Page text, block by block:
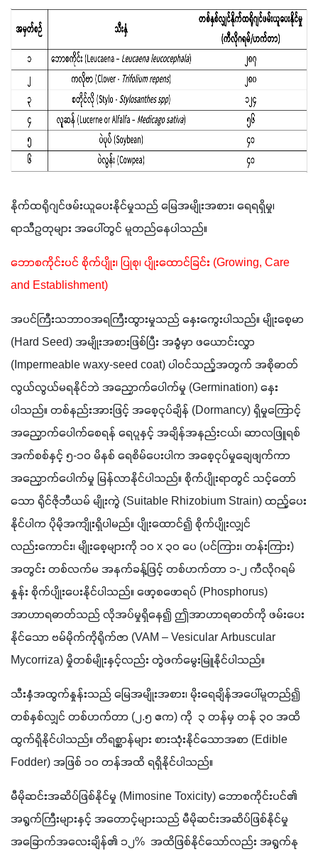
နိုက်ထရိုဂျင်ဖမ်းယူပေးနိုင်မှုသည် မြေအမျိုးအစား၊ ရေရရှိမှု၊
ရာသီဥတုများ အပေါ်တွင် မူတည်နေပါသည်။
ဘောစကိုင်းပင် စိုက်ပျိုး၊ ပြုစု၊ ပျိုးထောင်ခြင်း (Growing, Care
and Establishment)
အပင်ကြီးသဘာဝအရကြီးထွားမှုသည် နှေးကွေးပါသည်။ မျိုးစေ့မာ
(Hard Seed) အမျိုးအစားဖြစ်ပြီး အခွံမှာ ဖယောင်းလွှာ
(Impermeable waxy-seed coat) ပါဝင်သည့်အတွက် အစိုဓာတ်
လွယ်လွယ်မရနိုင်ဘဲ အညှောက်ပေါက်မှု (Germination) နှေး
ပါသည်။ တစ်နည်းအားဖြင့် အစေ့ငုပ်ချိန် (Dormancy) ရှိမှုကြောင့်
အညှောက်ပေါက်စေရန် ရေပူနှင့် အချိန်အနည်းငယ်၊ ဆာလဖြူရစ်
အက်စစ်နှင့် ၅-၁၀ မိနစ် ရေစိမ်ပေးပါက အစေ့ငုပ်မှုချေဖျက်ကာ
အညှောက်ပေါက်မှု မြန်လာနိုင်ပါသည်။ စိုက်ပျိုးရာတွင် သင့်တော်
သော ရိုင်ဇိုဘီယမ် မျိုးကွဲ (Suitable Rhizobium Strain) ထည့်ပေး
နိုင်ပါက ပိုမိုအကျိုးရှိပါမည်။ ပျိုးထောင်၍ စိုက်ပျိုးလျှင်
လည်းကောင်း၊ မျိုးစေ့များကို ၁၀ x ၃၀ ပေ (ပင်ကြား၊ တန်းကြား)
အတွင်း တစ်လက်မ အနက်ခန့်ဖြင့် တစ်ဟက်တာ ၁-၂ ကီလိုဂရမ်
နှုန်း စိုက်ပျိုးပေးနိုင်ပါသည်။ ဖော့စဖောရပ် (Phosphorus)
အာဟာရဓာတ်သည် လိုအပ်မှုရှိနေ၍ ဤအာဟာရဓာတ်ကို ဖမ်းပေး
နိုင်သော ဗမ်မိုက်ကိုရိုက်ဇာ (VAM – Vesicular Arbuscular
Mycorriza) မှိုတစ်မျိုးနှင့်လည်း တွဲဖက်မွေးမြူနိုင်ပါသည်။
သီးနှံအထွက်နှုန်းသည် မြေအမျိုးအစား၊ မိုးရေချိန်အပေါ်မူတည်၍
တစ်နှစ်လျှင် တစ်ဟက်တာ (၂.၅ ဧက) ကို  ၃ တန်မှ တန် ၃၀ အထိ
ထွက်ရှိနိုင်ပါသည်။ တိရစ္ဆာန်များ စားသုံးနိုင်သောအစာ (Edible
Fodder) အဖြစ် ၁၀ တန်အထိ ရရှိနိုင်ပါသည်။
မီမိုဆင်းအဆိပ်ဖြစ်နိုင်မှု (Mimosine Toxicity) ဘောစကိုင်းပင်၏
အရွက်ကြီးများနှင့် အတောင့်များသည် မီမိုဆင်းအဆိပ်ဖြစ်နိုင်မှု
အခြောက်အလေးချိန်၏ ၁၂%  အထိဖြစ်နိုင်သော်လည်း အရွက်နု